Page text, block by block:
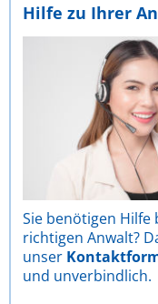
Hilfe zu Ihrer
Sie benötigen Hilfe
richtigen Anwalt?
unser
und unverbindlich.